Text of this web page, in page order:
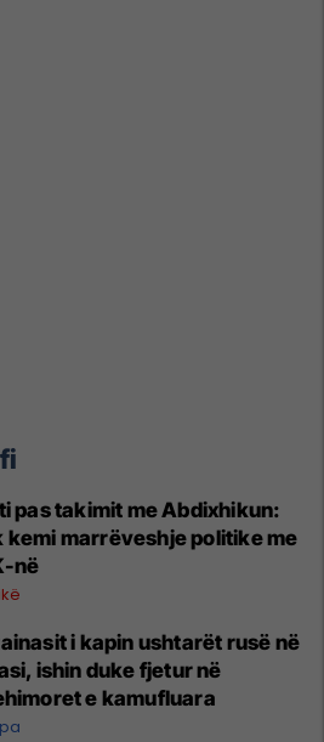
pas takimit me Abdixhikun:
kemi marrëveshje politike me
në
i kapin ushtarët rusë në
ishin duke fjetur në
e kamufluara